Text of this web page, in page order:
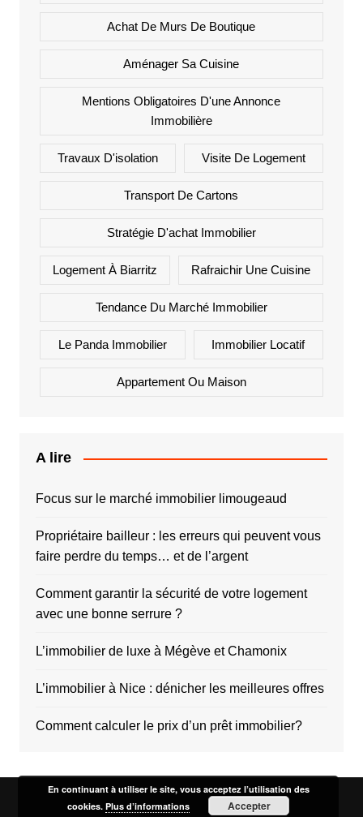
Achat De Murs De Boutique
Aménager Sa Cuisine
Mentions Obligatoires D'une Annonce
Immobilière
Travaux D'isolation Visite De Logement
Transport De Cartons
Stratégie D'achat Immobilier
Logement À Biarritz Rafraichir Une Cuisine
Tendance Du Marché Immobilier
Le Panda Immobilier Immobilier Locatif
Appartement Ou Maison
A lire
Focus sur le marché immobilier limougeaud
Propriétaire bailleur : les erreurs qui peuvent vous
faire perdre du temps… et de l’argent
Comment garantir la sécurité de votre logement
avec une bonne serrure ?
L’immobilier de luxe à Mégève et Chamonix
L’immobilier à Nice : dénicher les meilleures offres
Comment calculer le prix d’un prêt immobilier?
En continuant à utiliser le site, vous acceptez l’utilisation des
cookies.Plus d’informations Accepter